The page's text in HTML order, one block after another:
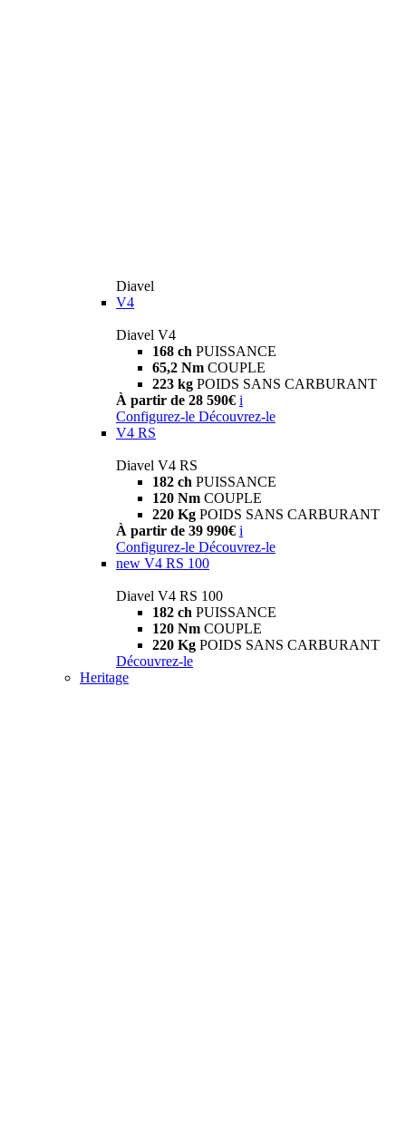
Diavel
V4
Diavel V4
168 ch PUISSANCE
65,2 Nm COUPLE
223 kg POIDS SANS CARBURANT
À partir de 28 590€ i
Configurez-le Découvrez-le
V4 RS
Diavel V4 RS
182 ch PUISSANCE
120 Nm COUPLE
220 Kg POIDS SANS CARBURANT
À partir de 39 990€ i
Configurez-le Découvrez-le
new V4 RS 100
Diavel V4 RS 100
182 ch PUISSANCE
120 Nm COUPLE
220 Kg POIDS SANS CARBURANT
Découvrez-le
Heritage